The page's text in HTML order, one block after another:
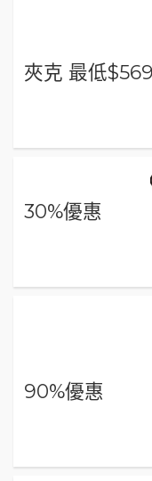
夾克 最低
30%優惠
90%優惠